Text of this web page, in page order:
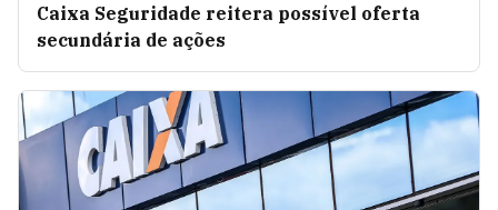
Caixa Seguridade reitera possível oferta
secundária de ações